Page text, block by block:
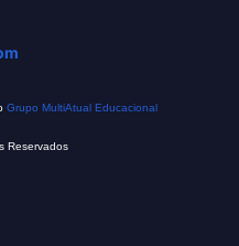
Grupo MultiAtual Educacional
Reservados